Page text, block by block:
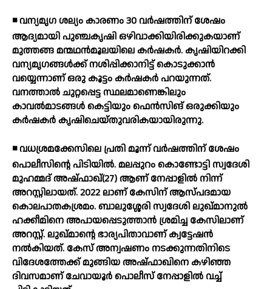
◾ വന്യമൃഗ ശല്യം കാരണം 30 വര്‍ഷത്തിന് ശേഷം
ആദ്യമായി പുഞ്ചകൃഷി ഒഴിവാക്കിയിരിക്കുകയാണ്
മുത്തങ്ങ മന്മഥന്‍മൂലയിലെ കര്‍ഷകര്‍. കൃഷിയിറക്കി
വന്യമൃഗങ്ങള്‍ക്ക് നശിപ്പിക്കാനിട്ട് കൊടുക്കാന്‍
വയ്യെന്നാണ് ഒരു കൂട്ടം കര്‍ഷകര്‍ പറയുന്നത്.
വനത്താല്‍ ചുറ്റപ്പെട്ട സ്ഥലമാണെങ്കിലും
കാവല്‍മാടങ്ങള്‍ കെട്ടിയും ഫെന്‍സിങ് ഒരുക്കിയും
കര്‍ഷകര്‍ കൃഷിചെയ്തുവരികയായിരുന്നു.
◾ വധശ്രമക്കേസിലെ പ്രതി മൂന്ന് വര്‍ഷത്തിന് ശേഷം
പൊലീസിന്റെ പിടിയില്‍. മലപ്പുറം കൊണ്ടോട്ടി സ്വദേശി
മുഹമ്മദ് അഷ്ഫാഖ്(27) ആണ് നേപ്പാളില്‍ നിന്ന്
അറസ്റ്റിലായത്. 2022 ലാണ് കേസിന് ആസ്പദമായ
കൊലപാതകശ്രമം. ബാലുശ്ശേരി സ്വദേശി ലുഖ്മാനുല്‍
ഹക്കീമിനെ അപായപ്പെടുത്താന്‍ ശ്രമിച്ച കേസിലാണ്
അറസ്റ്റ്. ലുഖ്മാന്റെ ഭാര്യപിതാവാണ് ക്വട്ടേഷന്‍
നല്‍കിയത്. കേസ് അന്വഷണം നടക്കുന്നതിനിടെ
വിദേശത്തേക്ക് മുങ്ങിയ അഷ്ഫാഖിനെ കഴിഞ്ഞ
ദിവസമാണ് ചേവായൂര്‍ പൊലീസ് നേപ്പാളില്‍ വച്ച്